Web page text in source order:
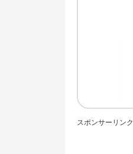
スポンサーリンク